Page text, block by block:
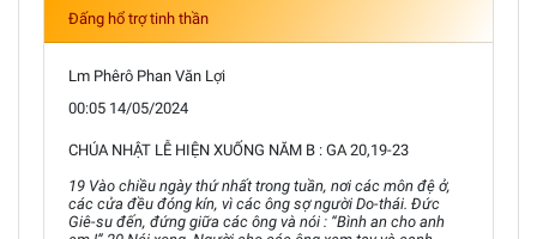
Đấng hổ trợ tinh thần
Lm Phêrô Phan Văn Lợi
00:05 14/05/2024
CHÚA NHẬT LỄ HIỆN XUỐNG NĂM B : GA 20,19-23
19 Vào chiều ngày thứ nhất trong tuần, nơi các môn đệ ở,
các cửa đều đóng kín, vì các ông sợ người Do-thái. Đức
Giê-su đến, đứng giữa các ông và nói : “Bình an cho anh